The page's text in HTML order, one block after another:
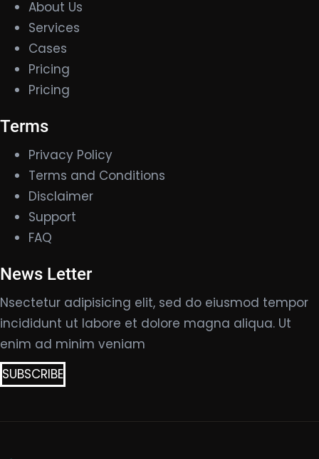
About Us
Services
Cases
Pricing
Pricing
Terms
Privacy Policy
Terms and Conditions
Disclaimer
Support
FAQ
News Letter
Nsectetur adipisicing elit, sed do eiusmod tempor
incididunt ut labore et dolore magna aliqua. Ut
enim ad minim veniam
SUBSCRIBE